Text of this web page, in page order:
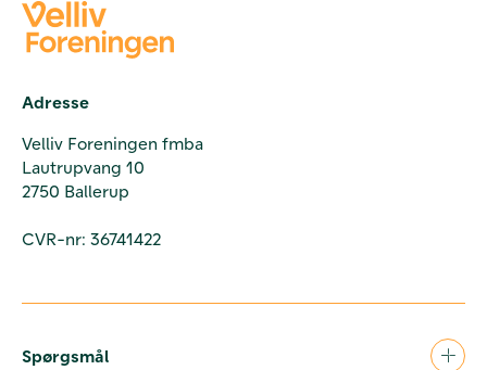
Adresse
Velliv Foreningen fmba
Lautrupvang 10
2750 Ballerup
CVR-nr: 36741422
Spørgsmål